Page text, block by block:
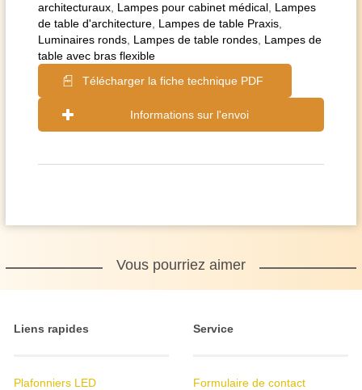
architecturaux Lampes pour cabinet médical Lampes
de table d'architecture Lampes de table Praxis
Luminaires ronds Lampes de table rondes Lampes de
table avec bras flexible
Télécharger la fiche technique PDF
Informations sur l'envoi
Vous pourriez aimer
Liens rapides
Plafonniers LED
Service
Formulaire de contact